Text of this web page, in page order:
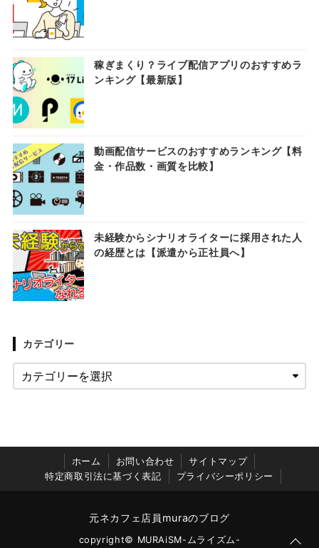
稼ぎまくり？ライブ配信アプリのおすすめラ
ンキング【最新版】
動画配信サービスのおすすめランキング【料
金・作品数・画質を比較】
未経験からシナリオライターに採用された人
の経歴とは【派遣から正社員へ】
カテゴリー
ホーム お問い合わせ
サイトマップ
特定商取引法に基づく表記
プライバシーポリシー
元ネカフェ店員muraのブログ
copyright© MURAiSM-ムライズム-